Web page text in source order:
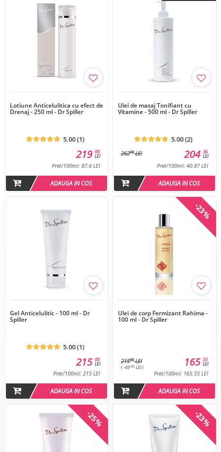
Lotiune Anticelulitica cu efect de
Drenaj - 250 ml - Dr Spiller
5.00 (1)
00
LEI
219
Pret/100ml: 87.6 LEI
ADAUGA IN COS
Ulei de masaj Tonifiant cu
Vitamine - 500 ml - Dr Spiller
5.00 (2)
26200LEI 36
LEI
204
Pret/100ml: 40.87 LEI
ADAUGA IN COS
Gel Anticelulitic - 100 ml - Dr
Spiller
5.00 (1)
00
LEI
215
Pret/100ml: 215 LEI
ADAUGA IN COS
-23%
Ulei de corp Fermizant Rahima -
100 ml - Dr Spiller
21500LEI
( -49-45 LEI )
55
LEI
165
Pret/100ml: 165.55 LEI
ADAUGA IN COS
-25% -23%